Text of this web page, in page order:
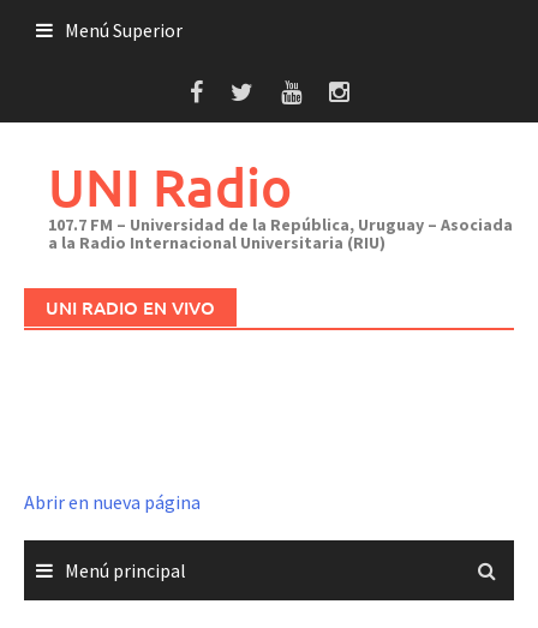
Menú Superior
UNI Radio
107.7 FM – Universidad de la República, Uruguay – Asociada
a la Radio Internacional Universitaria (RIU)
UNI RADIO EN VIVO
Abrir en nueva página
Menú principal